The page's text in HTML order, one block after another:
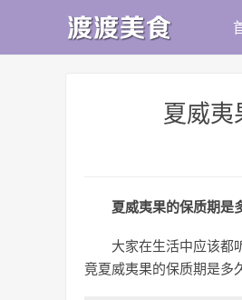
夏威夷
夏威夷果的保质期是
大家在生活中应该都
竟夏威夷果的保质期是多